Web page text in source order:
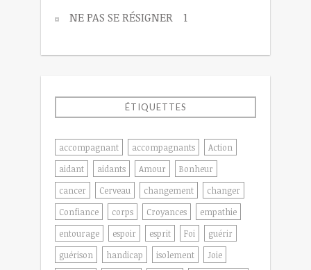
NE PAS SE RÉSIGNER
1
ÉTIQUETTES
accompagnant accompagnants
Action
aidant
aidants Amour
Bonheur
cancer
Cerveau changement
changer
Confiance
corps Croyances
empathie
entourage
espoir esprit Foi
guérir
guérison
handicap isolement
Joie